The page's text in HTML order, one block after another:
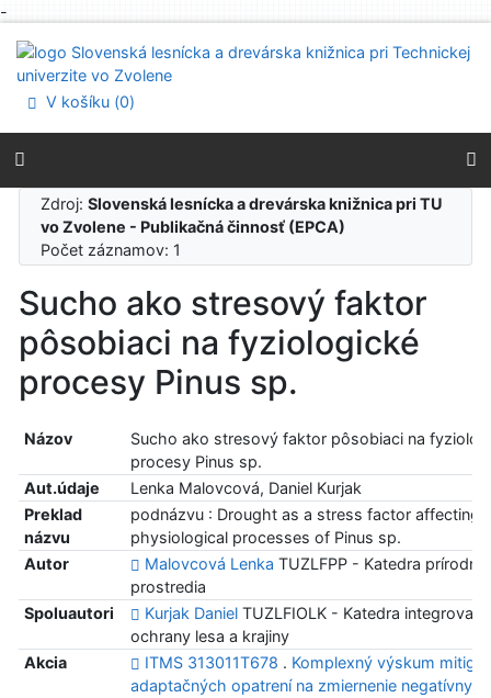
-
Prejsť na menu
Prehlásenie o webovej prístupnosti
V košíku (0)
Zdroj:Slovenská lesnícka a drevárska knižnica pri TU
vo Zvolene - Publikačná činnosť (EPCA)
Počet záznamov: 1
Sucho ako stresový faktor
pôsobiaci na fyziologické
procesy Pinus sp.
Názov
Sucho ako stresový faktor pôsobiaci na
procesy Pinus sp.
Aut.údaje
Lenka Malovcová, Daniel Kurjak
Preklad
názvu
podnázvu : Drought as a stress factor affecting
physiological processes of Pinus sp.
Autor
Malovcová Lenka TUZLFPP - Katedra
prostredia
Spoluautori
Kurjak DanielTUZLFIOLK - Katedra
ochrany lesa a krajiny
Akcia
ITMS 313011T678 . Komplexný výskum
adaptačných opatrení na zmiernenie negatívnych